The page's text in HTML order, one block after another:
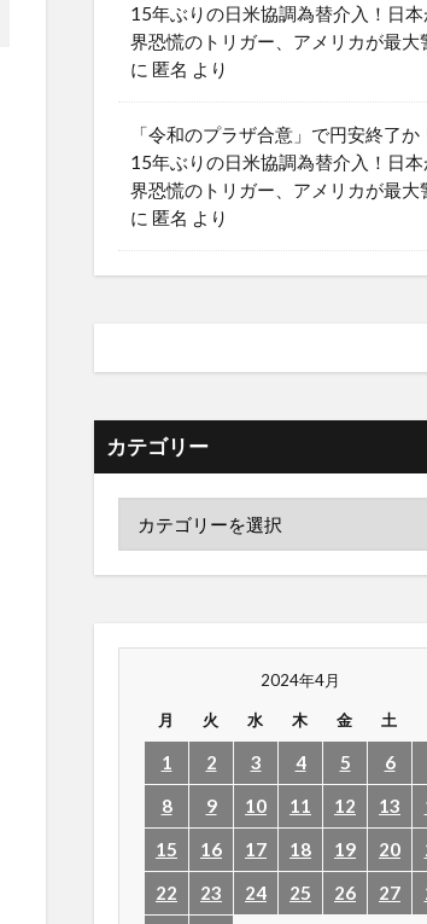
15年ぶりの日米協調為替介入！日
界恐慌のトリガー、アメリカが最大
に 匿名 より
「令和のプラザ合意」で円安終了か
15年ぶりの日米協調為替介入！日
界恐慌のトリガー、アメリカが最大
に 匿名 より
カテゴリー
2024年4月
月 火 水 木 金 土
1 2 3 4 5 6
8
9 10 11 12 13
15
16 17 18 19 20
22
23 24 25 26 27